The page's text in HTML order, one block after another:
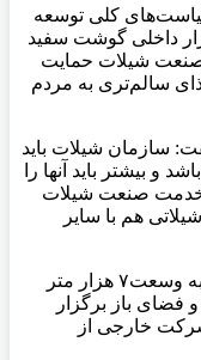
کلی توسعه
داخلی گوشت سفید
صنعت شیلات حمایت
سالم‌تری به مردم
سازمان شیلات باید
و بیشتر باید آنها را
خدمت صنعت شیلات
هم با سایر
بنا به این گزارش، این نمایشگاه در فضایی به وسعت۷ هزار متر
مربع، شامل سالن‌های ۱۸، ۳۵، ۳۸A، ۳۸B و فضای باز برگزار
و میزبان ۱۲۵ شرکت داخلی و ۳ شرکت خارجی از